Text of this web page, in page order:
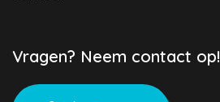
Vragen? Neem contact op!